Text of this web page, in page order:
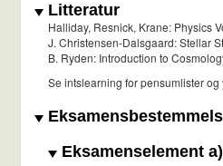
Litteratur
Halliday, Resnick, Krane: Physics
J. Christensen-Dalsgaard: Stellar
B. Ryden: Introduction to
Se intslearning for pensumlister
Eksamenselement a)